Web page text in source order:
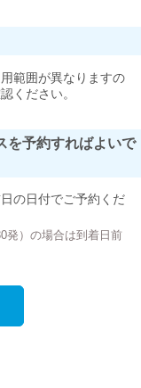
範囲が異なりますの
ください。
を予約すればよいで
の日付でご予約くだ
発）の場合は到着日前